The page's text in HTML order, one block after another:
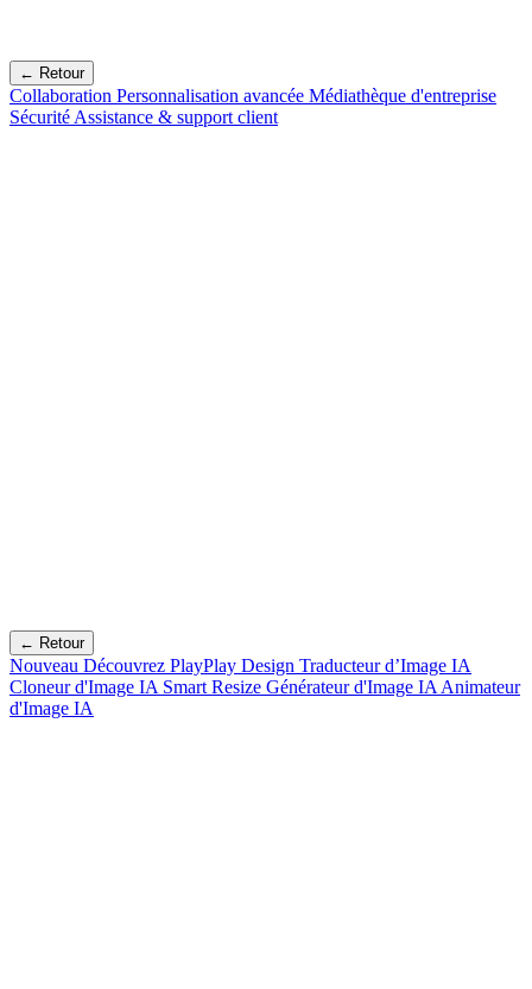
← Retour
Collaboration Personnalisation avancée Médiathèque d'entreprise
Sécurité Assistance & support client
← Retour
Nouveau Découvrez PlayPlay Design Traducteur d’Image IA
Cloneur d'Image IA Smart Resize Générateur d'Image IA Animateur
d'Image IA